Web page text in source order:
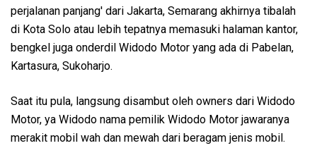
perjalanan panjang' dari Jakarta, Semarang akhirnya tibalah
di Kota Solo atau lebih tepatnya memasuki halaman kantor,
bengkel juga onderdil Widodo Motor yang ada di Pabelan,
Kartasura, Sukoharjo.
Saat itu pula, langsung disambut oleh owners dari Widodo
Motor, ya Widodo nama pemilik Widodo Motor jawaranya
merakit mobil wah dan mewah dari beragam jenis mobil.